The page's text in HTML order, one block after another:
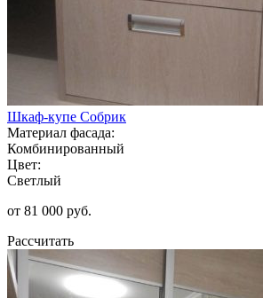
Шкаф-купе Собрик
Материал фасада:
Комбинированный
Цвет:
Светлый
от 81 000 руб.
Рассчитать